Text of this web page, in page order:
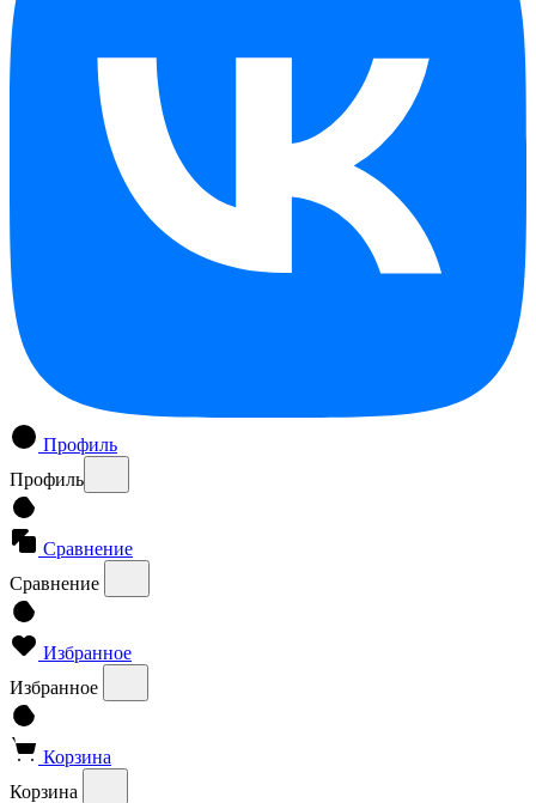
Профиль
Профиль
Сравнение
Сравнение
Избранное
Избранное
Корзина
Корзина